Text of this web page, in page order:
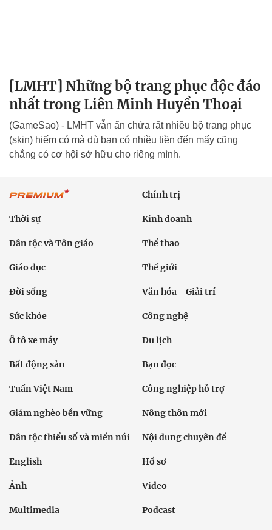
[LMHT] Những bộ trang phục độc đáo
nhất trong Liên Minh Huyền Thoại
(GameSao) - LMHT vẫn ẩn chứa rất nhiều bộ trang phục
(skin) hiếm có mà dù bạn có nhiều tiền đến mấy cũng
chẳng có cơ hội sở hữu cho riêng mình.
Chính trị
Thời sự Kinh doanh
Dân tộc và Tôn giáo Thể thao
Giáo dục Thế giới
Đời sống Văn hóa - Giải trí
Sức khỏe Công nghệ
Ô tô xe máy Du lịch
Bất động sản Bạn đọc
Tuần Việt Nam Công nghiệp hỗ trợ
Giảm nghèo bền vững Nông thôn mới
Dân tộc thiểu số và miền núi Nội dung chuyên đề
English Hồ sơ
Ảnh Video
Multimedia Podcast